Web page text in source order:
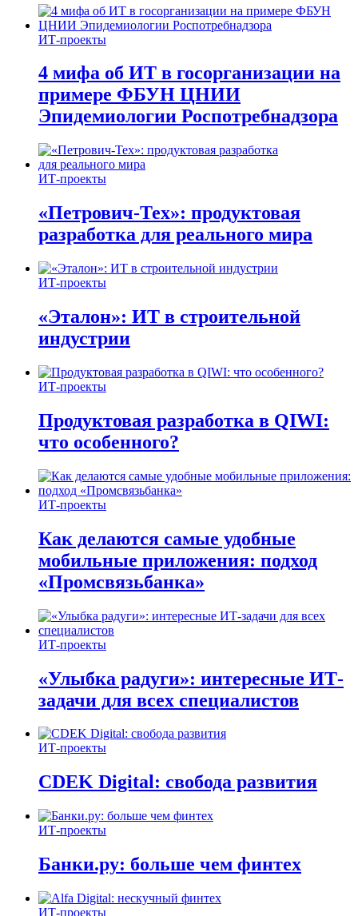
ИТ-проекты
4 мифа об ИТ в госорганизации на
примере ФБУН ЦНИИ
Эпидемиологии Роспотребнадзора
ИТ-проекты
«Петрович-Тех»: продуктовая
разработка для реального мира
ИТ-проекты
«Эталон»: ИТ в строительной
индустрии
ИТ-проекты
Продуктовая разработка в QIWI:
что особенного?
ИТ-проекты
Как делаются самые удобные
мобильные приложения: подход
«Промсвязьбанка»
ИТ-проекты
«Улыбка радуги»: интересные ИТ-
задачи для всех специалистов
ИТ-проекты
CDEK Digital: свобода развития
ИТ-проекты
Банки.ру: больше чем финтех
ИТ-проекты